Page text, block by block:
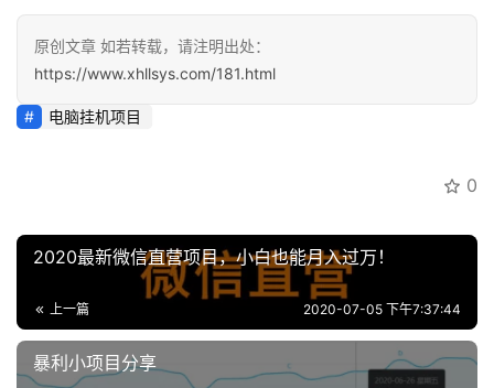
创
业
资
专
区
原创文章 如若转载，请注明出处：
https://www.xhllsys.com/181.html
电脑挂机项目
0
2020最新微信直营项目，小白也能月入过万！
上一篇 2020-07-05 下午7:37:44
暴利小项目分享